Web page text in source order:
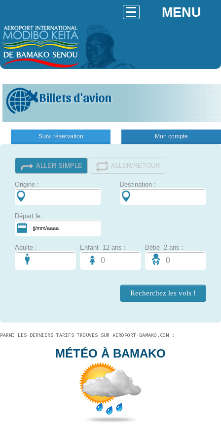
MENU
Billets d'avion
Suivi réservation Mon compte
ALLER SIMPLE ALLER/RETOUR
Origine : Destination :
Départ le :
Adulte : Enfant -12 ans : Bébé -2 ans :
PARMI LES DERNIERS TARIFS TROUVES SUR AEROPORT-BAMAKO.COM :
MÉTÉO À BAMAKO